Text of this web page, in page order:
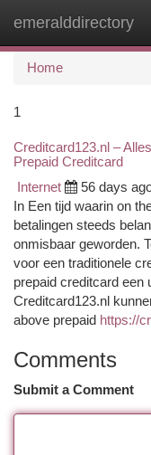
emeralddirectory
Home
1
Creditcard123.nl –
Prepaid Creditcard
Internet 56 days
In Een tijd waarin on
betalingen steeds
onmisbaar geworden.
voor een traditionele
prepaid creditcard een
Creditcard123.nl
above prepaid https://
Comments
Submit a Comment